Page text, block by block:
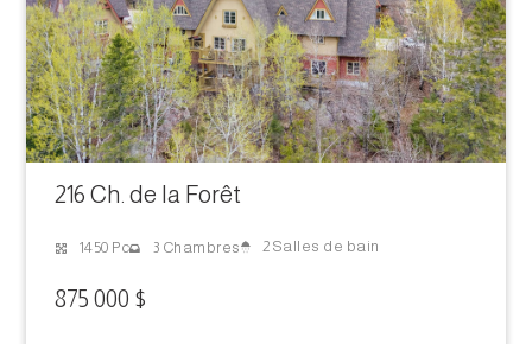
216 Ch. de la Forêt
1450 Pc 3 Chambres 2 Salles de bain
875 000 $